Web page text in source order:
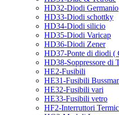
HD32-Diodi Germanio
HD33-Diodi schottky
HD34-Diodi silicio
HD35-Diodi Varicap
HD36-Diodi Zener
HD37-Ponte di diodi (
HD38-Soppressore di
HE2-Fusibili
HE31-Fusibili
HE32-Fusibili vari
HE33-Fusibili vetro
HF2-Interruttori